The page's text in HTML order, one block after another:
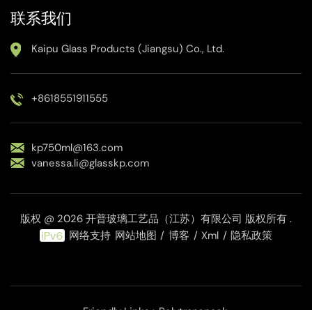
联系我们
Kaipu Glass Products (Jiangsu) Co., Ltd.
+8618551911555
kp750ml@163.com
vanessa.li@glasskp.com
版权 @ 2026 开普玻璃工艺品（江苏）有限公司 版权所有 .
网络支持 网站地图 / 博客 / Xml / 隐私政策